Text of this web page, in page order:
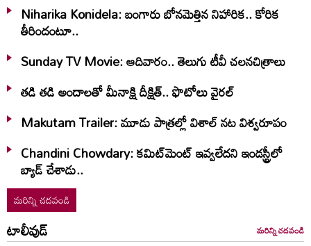
Niharika Konidela: బంగారు బోనమెత్తిన నిహారిక.. కోరిక
తీరిందంటూ..
Sunday TV Movie: ఆదివారం.. తెలుగు టీవీ చ‌ల‌న‌చిత్రాలు
తడి తడి అందాలతో మీనాక్షి దీక్షిత్‌.. ఫొటోలు వైరల్
Makutam Trailer: మూడు పాత్రల్లో విశాల్ నట విశ్వరూపం
Chandini Chowdary: కమిట్‌మెంట్ ఇవ్వలేదని ఇండస్ట్రీలో
బ్యాడ్ చేశాడు..
మరిన్ని చదవండి
టాలీవుడ్ మరిన్ని చదవండి